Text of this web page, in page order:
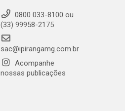
0800 033-8100 ou
(33) 99958-2175
sac@ipirangamg.com.br
Acompanhe
nossas publicações